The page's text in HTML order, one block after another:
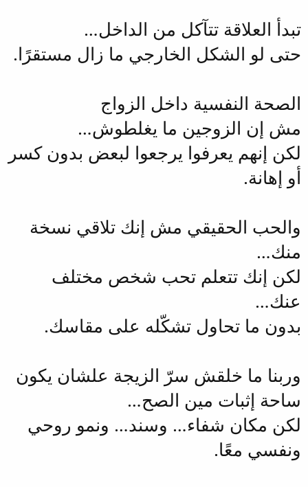
تبدأ العلاقة تتآكل من الداخل…
حتى لو الشكل الخارجي ما زال مستقرًا.
الصحة النفسية داخل الزواج
مش إن الزوجين ما يغلطوش…
لكن إنهم يعرفوا يرجعوا لبعض بدون كسر
أو إهانة.
والحب الحقيقي مش إنك تلاقي نسخة
منك…
لكن إنك تتعلم تحب شخص مختلف
عنك…
بدون ما تحاول تشكّله على مقاسك.
وربنا ما خلقش سرّ الزيجة علشان يكون
ساحة إثبات مين الصح…
لكن مكان شفاء… وسند… ونمو روحي
ونفسي معًا.